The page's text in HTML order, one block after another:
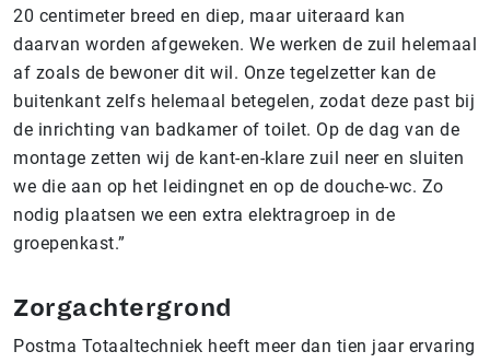
20 centimeter breed en diep, maar uiteraard kan
daarvan worden afgeweken. We werken de zuil helemaal
af zoals de bewoner dit wil. Onze tegelzetter kan de
buitenkant zelfs helemaal betegelen, zodat deze past bij
de inrichting van badkamer of toilet. Op de dag van de
montage zetten wij de kant-en-klare zuil neer en sluiten
we die aan op het leidingnet en op de douche-wc. Zo
nodig plaatsen we een extra elektragroep in de
groepenkast.”
Zorgachtergrond
Postma Totaaltechniek heeft meer dan tien jaar ervaring